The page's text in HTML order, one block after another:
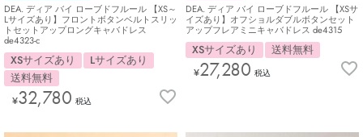
DEA. ディア バイ ローブドフルール 【XS～
Lサイズあり】フロントボタンベルトスリッ
トセットアップロングキャバドレス
de4323-c
XSサイズあり
Lサイズあり
送料無料
¥32,780 税込
DEA. ディア バイ ローブドフルール 【XSサ
イズあり】オフショルダブルボタンセット
アップフレアミニキャバドレス de4315
XSサイズあり 送料無料
¥27,280 税込